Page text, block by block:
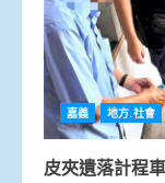
嘉義 地方.社會
皮夾遺落計程